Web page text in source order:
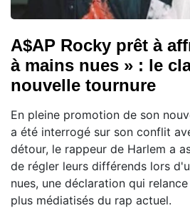
A$AP Rocky prêt à
à mains nues » : le
nouvelle tournure
En pleine promotion de son
a été interrogé sur son conflit
détour, le rappeur de Harlem a
de régler leurs différends lors
nues, une déclaration qui
plus médiatisés du rap actuel.